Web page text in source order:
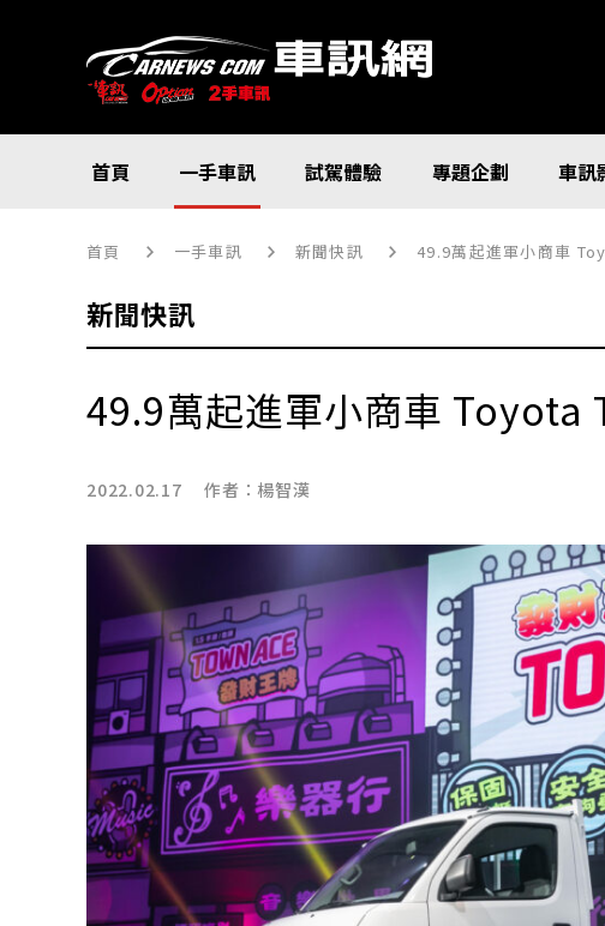
首頁 一手車訊 試駕體驗 專題企劃 車訊
首頁 一手車訊 新聞快訊 49.9萬起進軍小商車
新聞快訊
49.9萬起進軍小商車 Toyota
2022.02.17 作者：楊智漢